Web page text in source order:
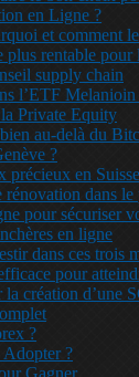
en Ligne ?
et comment
rentable pour
supply chain
l’ETF
Private Equity
au-delà du
?
précieux en Suisse
dans le
pour sécuriser
en ligne
dans ces trois
pour
création d’une
?
Adopter ?
Gagner